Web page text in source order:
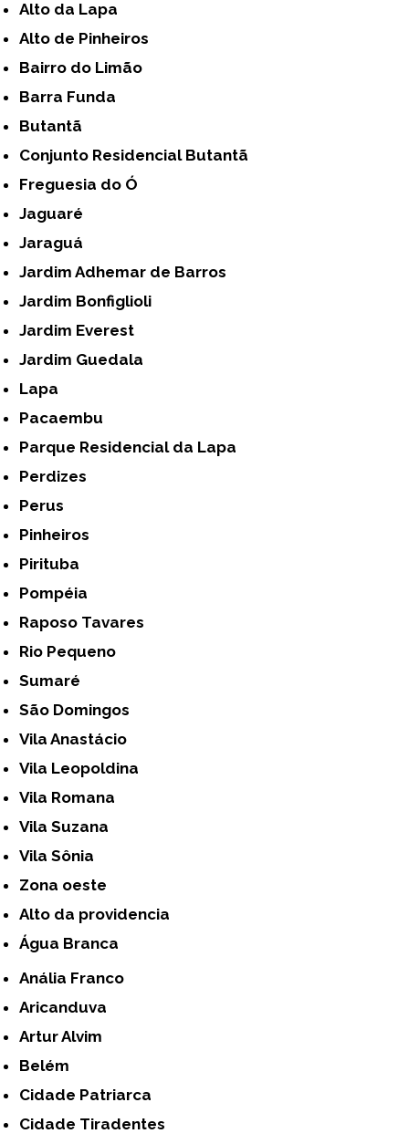
Alto da Lapa
Alto de Pinheiros
Bairro do Limão
Barra Funda
Butantã
Conjunto Residencial Butantã
Freguesia do Ó
Jaguaré
Jaraguá
Jardim Adhemar de Barros
Jardim Bonfiglioli
Jardim Everest
Jardim Guedala
Lapa
Pacaembu
Parque Residencial da Lapa
Perdizes
Perus
Pinheiros
Pirituba
Pompéia
Raposo Tavares
Rio Pequeno
Sumaré
São Domingos
Vila Anastácio
Vila Leopoldina
Vila Romana
Vila Suzana
Vila Sônia
Zona oeste
alto da providencia
Água Branca
Anália Franco
Aricanduva
Artur Alvim
Belém
Cidade Patriarca
Cidade Tiradentes